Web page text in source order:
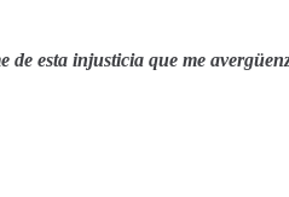
esta injusticia que me